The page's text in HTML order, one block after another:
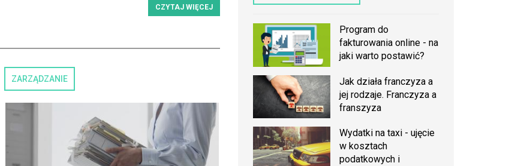
CZYTAJ WIĘCEJ
ZARZĄDZANIE
Program do
fakturowania online - na
jaki warto postawić?
Jak działa franczyza a
jej rodzaje. Franczyza a
franszyza
Wydatki na taxi - ujęcie
w kosztach
podatkowych i